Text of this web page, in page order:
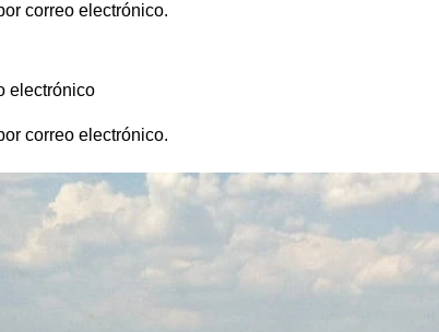
correo electrónico.
electrónico
correo electrónico.